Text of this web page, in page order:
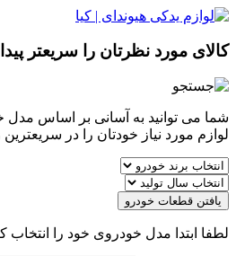
کالای مورد نظرتان را سریعتر
شما می توانید به آسانی بر اساس
لوازم مورد نیاز خودتان را در
یافتن قطعات خودرو
لطفا ابتدا مدل خودروی خود را انتخاب